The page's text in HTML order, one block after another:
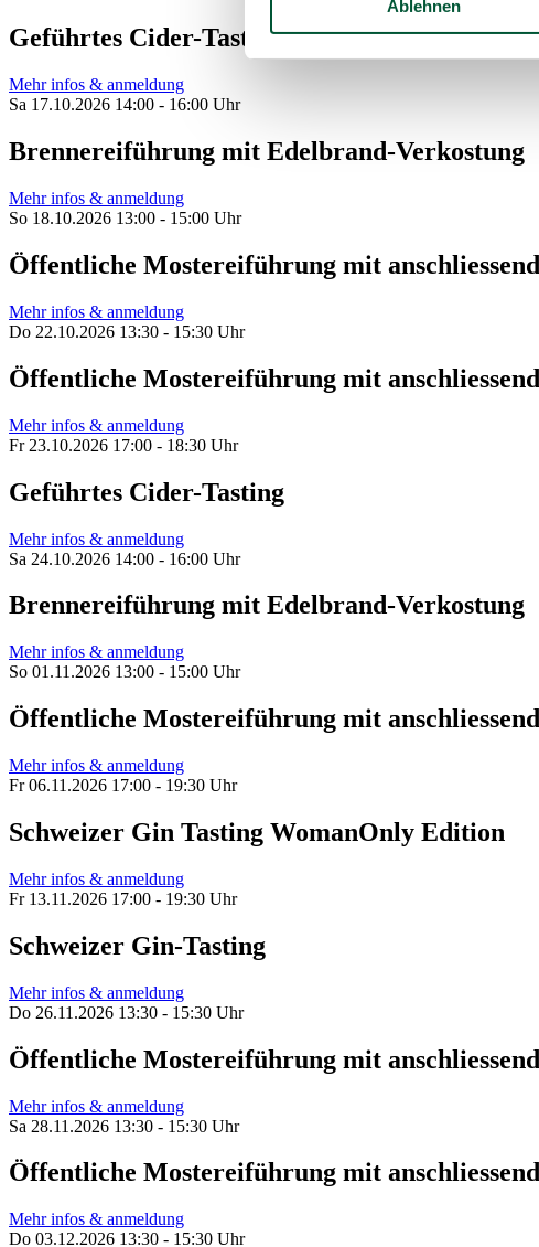
Ablehnen
Geführtes Cider-Tasting
Mehr infos & anmeldung
Sa 17.10.2026 14:00 - 16:00 Uhr
Brennereiführung mit Edelbrand-Verkostung
Mehr infos & anmeldung
So 18.10.2026 13:00 - 15:00 Uhr
Öffentliche Mostereiführung mit
Mehr infos & anmeldung
Do 22.10.2026 13:30 - 15:30 Uhr
Öffentliche Mostereiführung mit
Mehr infos & anmeldung
Fr 23.10.2026 17:00 - 18:30 Uhr
Geführtes Cider-Tasting
Mehr infos & anmeldung
Sa 24.10.2026 14:00 - 16:00 Uhr
Brennereiführung mit Edelbrand-Verkostung
Mehr infos & anmeldung
So 01.11.2026 13:00 - 15:00 Uhr
Öffentliche Mostereiführung mit
Mehr infos & anmeldung
Fr 06.11.2026 17:00 - 19:30 Uhr
Schweizer Gin Tasting WomanOnly Edition
Mehr infos & anmeldung
Fr 13.11.2026 17:00 - 19:30 Uhr
Schweizer Gin-Tasting
Mehr infos & anmeldung
Do 26.11.2026 13:30 - 15:30 Uhr
Öffentliche Mostereiführung mit
Mehr infos & anmeldung
Sa 28.11.2026 13:30 - 15:30 Uhr
Öffentliche Mostereiführung mit
Mehr infos & anmeldung
Do 03.12.2026 13:30 - 15:30 Uhr